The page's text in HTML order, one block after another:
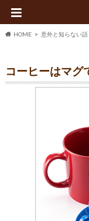
HOME 意外と知らない話
コーヒーはマグ